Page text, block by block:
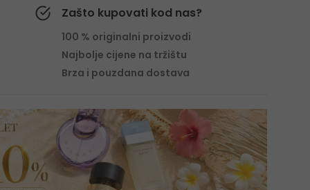
Zašto kupovati kod nas?
100 % originalni proizvodi
Najbolje cijene na tržištu
Brza i pouzdana dostava